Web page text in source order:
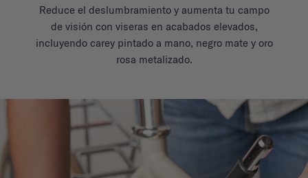
Reduce el deslumbramiento y aumenta tu campo
de visión con viseras en acabados elevados,
incluyendo carey pintado a mano, negro mate y oro
rosa metalizado.